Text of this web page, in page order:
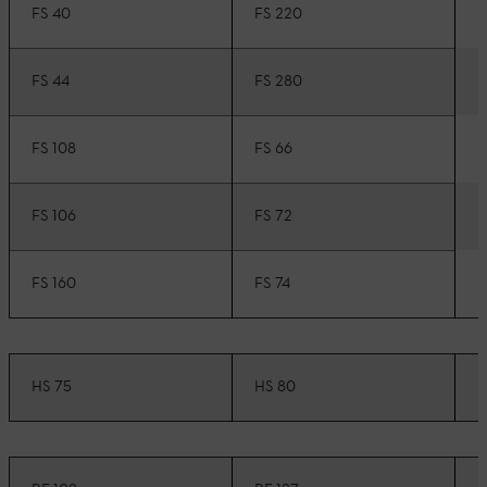
FS 40 FS 220
FS 44 FS 280
FS 108 FS 66
FS 106 FS 72
FS 160 FS 74
HS 75 HS 80